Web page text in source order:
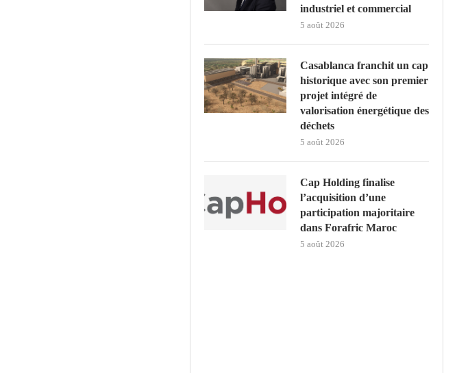
industriel et commercial
5 août 2026
Casablanca franchit un cap
historique avec son premier
projet intégré de
valorisation énergétique des
déchets
5 août 2026
Cap Holding finalise
l’acquisition d’une
participation majoritaire
dans Forafric Maroc
5 août 2026